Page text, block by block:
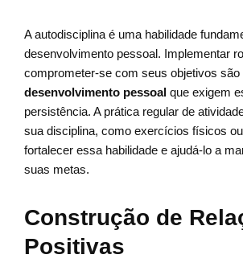
A autodisciplina é uma habilidade
desenvolvimento pessoal. Implementar
comprometer-se com seus objetivos são
desenvolvimento pessoal que exigem
persistência. A prática regular de
sua disciplina, como exercícios físicos
fortalecer essa habilidade e ajudá-lo a
suas metas.
Construção de
Positivas